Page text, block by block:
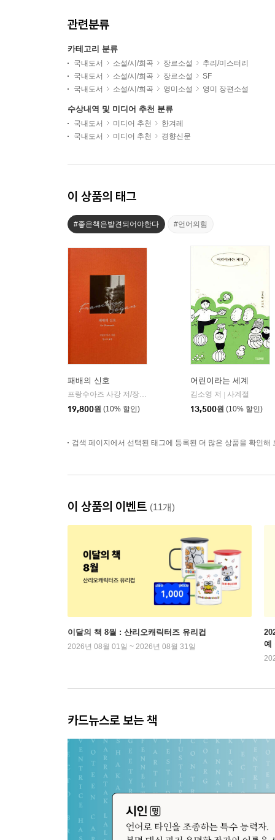
관련분류
카테고리 분류
국내도서 소설/시/희곡 장르소설
추리/미스터리
국내도서
소설/시/희곡 장르소설
SF
국내도서
소설/시/희곡 영미소설 영미 장편소설
수상내역 및 미디어 추천 분류
국내도서 미디어 추천
한겨레
국내도서
미디어 추천 경향신문
이 상품의 태그
#좋은책은발견되어야한다 #언어의힘
패배의 신호
프랑수아즈 사강 저/장소미 역
녹색광선
19,800원 (10% 할인)
어린이라는 세계
김소영 저
사계절
13,500원 (10% 할인)
검색 페이지에서 선택된 태그에 등록된 더 많은 상품을 확인해
이 상품의 이벤트 (11개)
이달의 책 8월 : 산리오캐릭터즈 유리컵
2026년 08월 01일 ~ 2026년 08월 31일
예
카드뉴스로 보는 책